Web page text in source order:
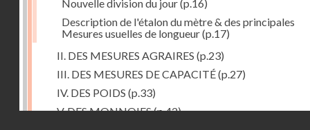
Nouvelle division du jour(p.16)
Description de l'étalon du mètre & des principales
Mesures usuelles de longueur(p.17)
II. DES MESURES AGRAIRES (p.23)
III. DES MESURES DE CAPACITÉ(p.27)
IV. DES POIDS (p.33)
V. DES MONNOIES(p.42)